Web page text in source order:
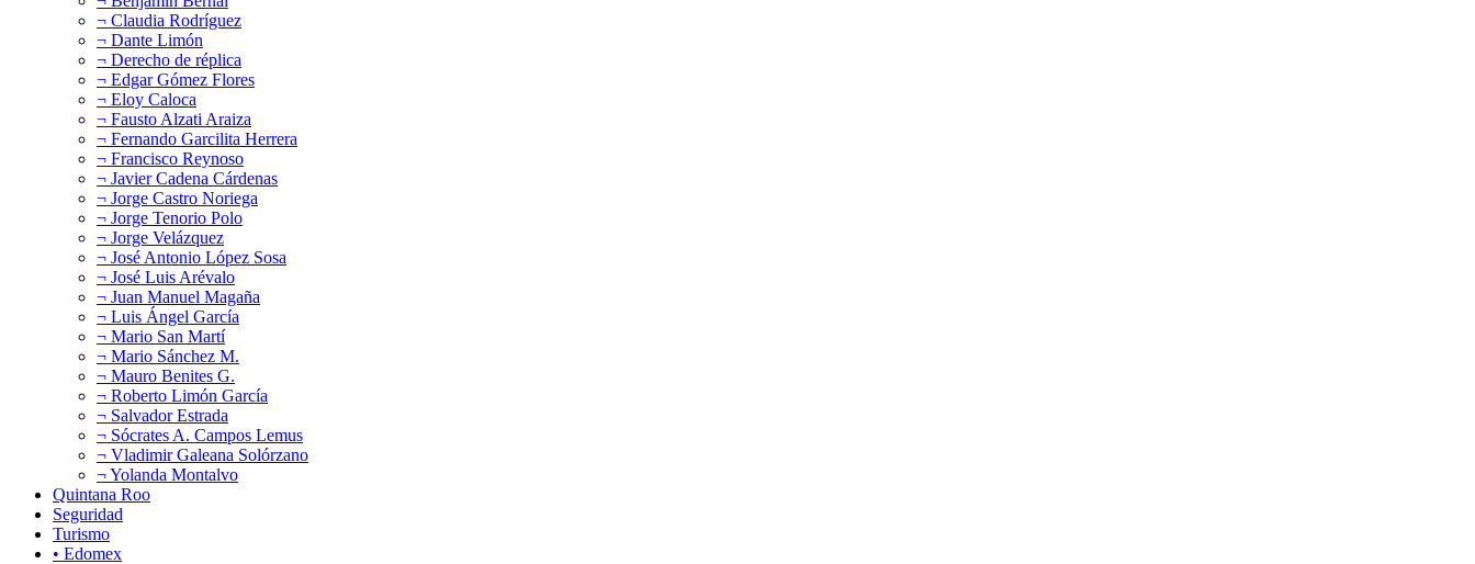
¬ Claudia Rodríguez
¬ Dante Limón
¬ Derecho de réplica
¬ Edgar Gómez Flores
¬ Eloy Caloca
¬ Fausto Alzati Araiza
¬ Fernando Garcilita Herrera
¬ Francisco Reynoso
¬ Javier Cadena Cárdenas
¬ Jorge Castro Noriega
¬ Jorge Tenorio Polo
¬ Jorge Velázquez
¬ José Antonio López Sosa
¬ José Luis Arévalo
¬ Juan Manuel Magaña
¬ Luis Ángel García
¬ Mario San Martí
¬ Mario Sánchez M.
¬ Mauro Benites G.
¬ Roberto Limón García
¬ Salvador Estrada
¬ Sócrates A. Campos Lemus
¬ Vladimir Galeana Solórzano
¬ Yolanda Montalvo
Quintana Roo
Seguridad
Turismo
• Edomex